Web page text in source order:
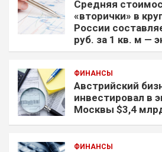
Средняя
«вторички» в
России
руб. за 1 кв. м —
ФИНАНСЫ
Австрийский
инвестировал в
Москвы $3,4
ФИНАНСЫ